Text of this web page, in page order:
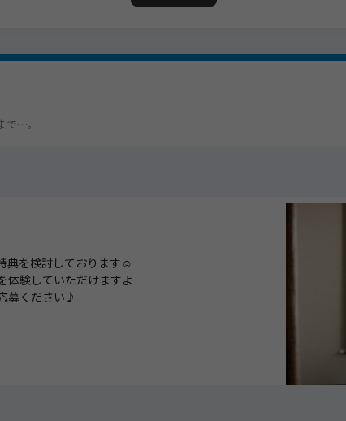
で…。
典を検討しております☺
体験していただけますよ
募ください♪